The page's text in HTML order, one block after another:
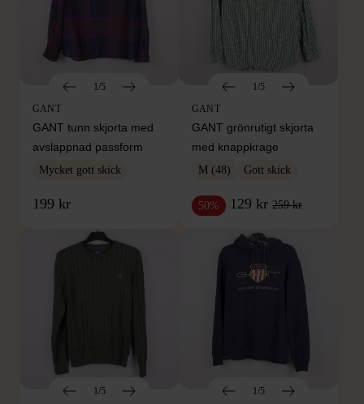
1/5
GANT
GANT tunn skjorta med
avslappnad passform
Mycket gott skick
199 kr
1/5
GANT
GANT grönrutigt skjorta
med knappkrage
M (48) Gott skick
50% 129 kr 259 kr
1/5
1/5